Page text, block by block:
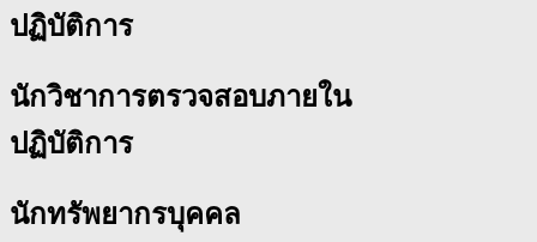
ปฏิบัติการ
นักวิชาการตรวจสอบภายใน
ปฏิบัติการ
นักทรัพยากรบุคคล